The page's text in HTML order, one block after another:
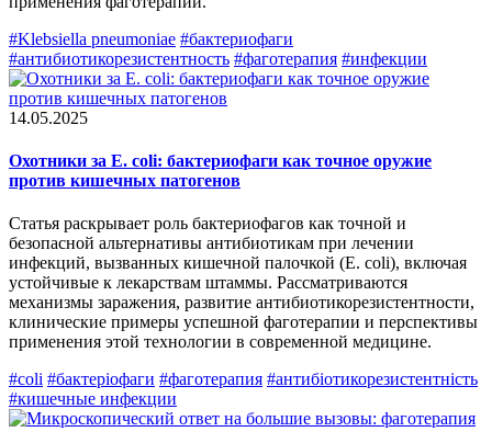
#Klebsiella pneumoniae #бактериофаги
#антибиотикорезистентность #фаготерапия #инфекции
14.05.2025
Охотники за E. coli: бактериофаги как точное оружие
против кишечных патогенов
Статья раскрывает роль бактериофагов как точной и
безопасной альтернативы антибиотикам при лечении
инфекций, вызванных кишечной палочкой (E. coli), включая
устойчивые к лекарствам штаммы. Рассматриваются
механизмы заражения, развитие антибиотикорезистентности,
клинические примеры успешной фаготерапии и перспективы
применения этой технологии в современной медицине.
#coli #бактеріофаги #фаготерапия #антибіотикорезистентність
#кишечные инфекции